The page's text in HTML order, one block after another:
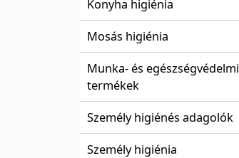
Konyha higiénia
Mosás higiénia
Munka- és egészségvédelmi
termékek
Személy higiénés adagolók
Személy higiénia